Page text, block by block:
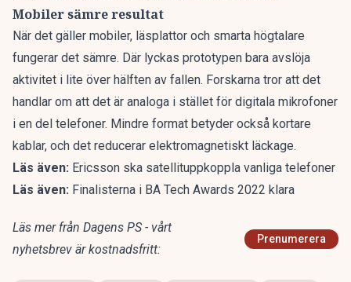
Mobiler sämre resultat
När det gäller mobiler, läsplattor och smarta högtalare
fungerar det sämre. Där lyckas prototypen bara avslöja
aktivitet i lite över hälften av fallen. Forskarna tror att det
handlar om att det är analoga i stället för digitala mikrofoner
i en del telefoner. Mindre format betyder också kortare
kablar, och det reducerar elektromagnetiskt läckage.
Läs även: Ericsson ska satellituppkoppla vanliga telefoner
Läs även: Finalisterna i BA Tech Awards 2022 klara
Läs mer från Dagens PS - vårt
nyhetsbrev är kostnadsfritt:
Prenumerera